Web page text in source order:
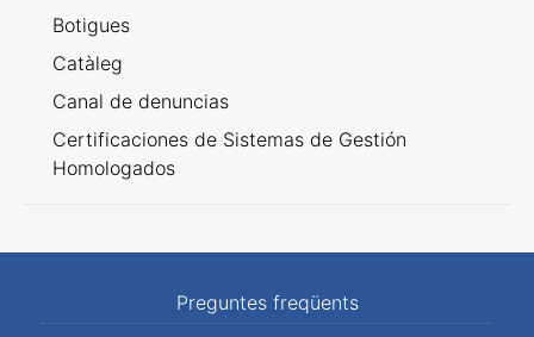
Botigues
Catàleg
Canal de denuncias
Certificaciones de Sistemas de Gestión
Homologados
Preguntes freqüents